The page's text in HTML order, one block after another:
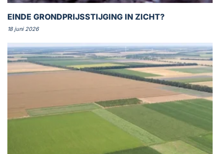
EINDE GRONDPRIJSSTIJGING IN ZICHT?
18 juni 2026